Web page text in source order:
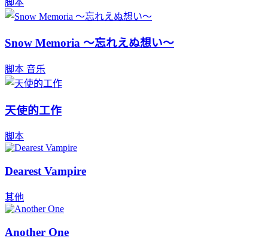
Snow Memoria ～忘れえぬ想い～
脚本 音乐
天使的工作
脚本
Dearest Vampire
其他
Another One